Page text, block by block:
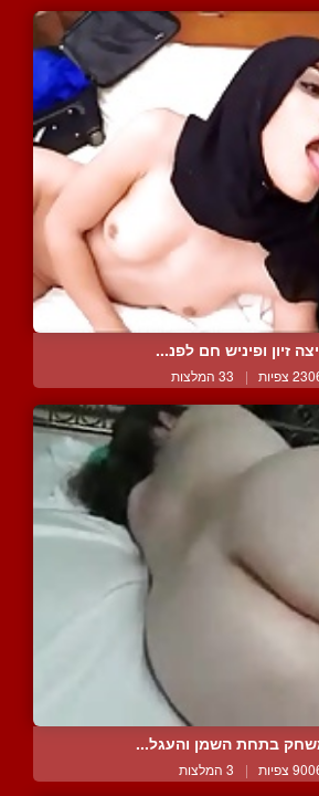
זיון ופיניש חם לפנ...
צפיות | 33 המלצות
בתחת השמן והעגל...
צפיות | 3 המלצות